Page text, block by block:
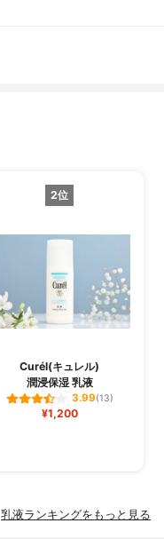
2位
Curél(キュレル)
潤浸保湿 乳液
3.99(13)
¥1,200
乳液ランキングをもっと見る